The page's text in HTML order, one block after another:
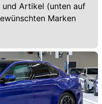
und Artikel (unten auf
Marken